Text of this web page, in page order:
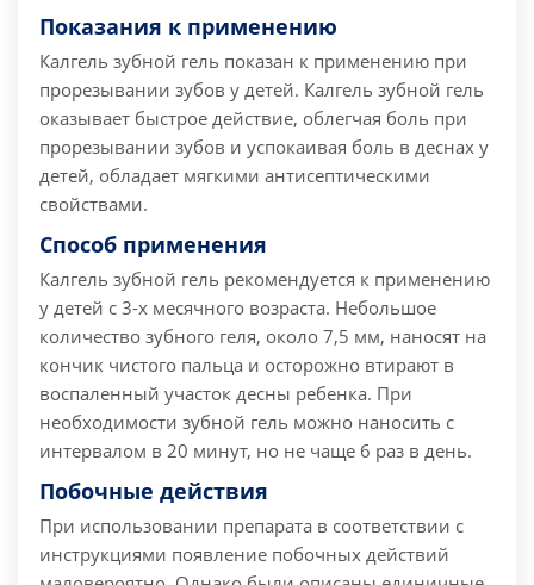
Показания к применению
Калгель зубной гель показан к применению при
прорезывании зубов у детей. Калгель зубной гель
оказывает быстрое действие, облегчая боль при
прорезывании зубов и успокаивая боль в деснах у
детей, обладает мягкими антисептическими
свойствами.
Способ применения
Калгель зубной гель рекомендуется к применению
у детей с 3-х месячного возраста. Небольшое
количество зубного геля, около 7,5 мм, наносят на
кончик чистого пальца и осторожно втирают в
воспаленный участок десны ребенка. При
необходимости зубной гель можно наносить с
интервалом в 20 минут, но не чаще 6 раз в день.
Побочные действия
При использовании препарата в соответствии с
инструкциями появление побочных действий